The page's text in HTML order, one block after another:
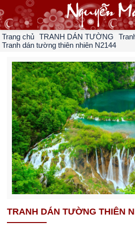
Trang chủ TRANH DÁN TƯỜNG
Tranh dán tường thiên nhiên N2144
TRANH DÁN TƯỜNG THIÊN